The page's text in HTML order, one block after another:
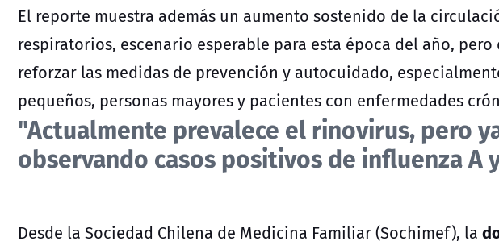
El reporte muestra además un aumento sostenido de la
respiratorios, escenario esperable para esta época del año, pero
reforzar las medidas de prevención y autocuidado,
pequeños, personas mayores y pacientes con enfermedades
"Actualmente prevalece el rinovirus, pero
observando casos positivos de influenza A
Desde la Sociedad Chilena de Medicina Familiar (Sochimef), la